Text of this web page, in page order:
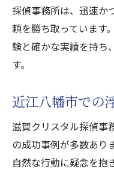
探偵事務所は、迅速か
頼を勝ち取っています
験と確かな実績を持ち
す。
近江八幡市での
滋賀クリスタル探偵事
の成功事例が多数あり
自然な行動に疑念を抱